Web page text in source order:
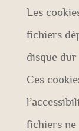
Les
fichiers
disque dur
Ces
fichiers ne